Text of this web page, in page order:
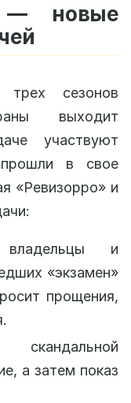
— новые
сезонов
выходит
участвуют
в свое
«Ревизорро» и
и
«экзамен»
прощения,
а затем показ